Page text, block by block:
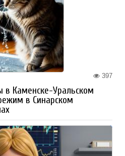
397
в Каменске-Уральском
в Синарском